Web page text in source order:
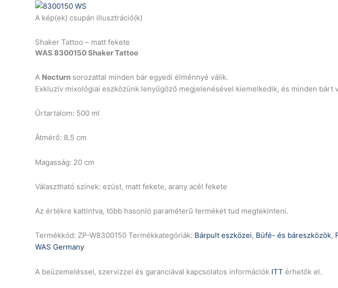
A kép(ek) csupán illusztráció(k)
Shaker Tattoo – matt fekete
WAS 8300150 Shaker Tattoo
A Nocturn sorozattal minden bár egyedi élménnyé válik.
Exkluzív mixológiai eszközünk lenyűgöző megjelenésével kiemelkedik, és minden bárt
Űrtartalom: 500 ml
Átmérő: 8,5 cm
Magasság: 20 cm
Választható színek: ezüst, matt fekete, arany acél fekete
Az értékre kattintva, több hasonló paraméterű terméket tud megtekinteni.
Termékkód: ZP-W8300150 Termékkategóriák: Bárpult eszközei, Büfé- és báreszközök,
WAS Germany
A beüzemeléssel, szervizzel és garanciával kapcsolatos információk ITT érhetők el.